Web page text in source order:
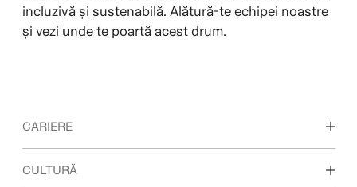
incluzivă și sustenabilă. Alătură-te echipei noastre
și vezi unde te poartă acest drum.
CARIERE
Descoperiți zonele noastre de lucru
CULTURĂ